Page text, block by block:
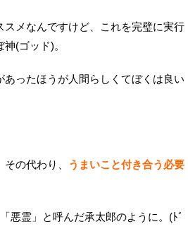
メなんですけど、これを完璧に実行
(ゴッド)。
あったほうが人間らしくてぼくは良い
その代わり、
うまいこと付き合う必要
悪霊」と呼んだ承太郎のように。(ﾄﾞ